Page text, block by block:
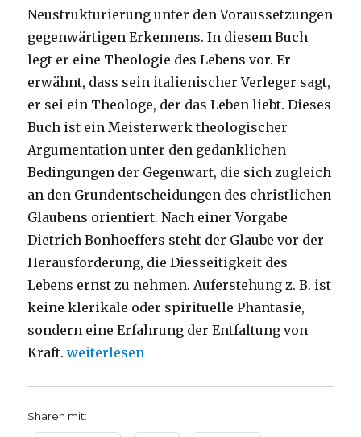
Neustrukturierung unter den Voraussetzungen
gegenwärtigen Erkennens. In diesem Buch
legt er eine Theologie des Lebens vor. Er
erwähnt, dass sein italienischer Verleger sagt,
er sei ein Theologe, der das Leben liebt. Dieses
Buch ist ein Meisterwerk theologischer
Argumentation unter den gedanklichen
Bedingungen der Gegenwart, die sich zugleich
an den Grundentscheidungen des christlichen
Glaubens orientiert. Nach einer Vorgabe
Dietrich Bonhoeffers steht der Glaube vor der
Herausforderung, die Diesseitigkeit des
Lebens ernst zu nehmen. Auferstehung z. B. ist
keine klerikale oder spirituelle Phantasie,
sondern eine Erfahrung der Entfaltung von
Kraft.„Entfaltung des Lebens, Rezension von
weiterlesen
Sharen mit: